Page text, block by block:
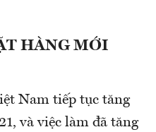
HÀNG MỚI
Nam tiếp tục tăng
và việc làm đã tăng